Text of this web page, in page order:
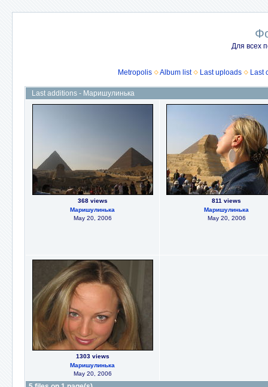
Для всех
Metropolis Album list Last uploads Last
Last additions - Маришулинька
368 views
Маришулинька
May 20, 2006
811 views
Маришулинька
May 20, 2006
1303 views
Маришулинька
May 20, 2006